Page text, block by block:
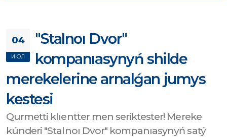
04
ИЮЛ
"Stalnoı Dvor"
kompanıasynyń shilde
merekelerine arnalǵan jumys
kestesi
Qurmetti klıentter men seriktester! Mereke
kúnderi "Stalnoı Dvor" kompanıasynyń satý